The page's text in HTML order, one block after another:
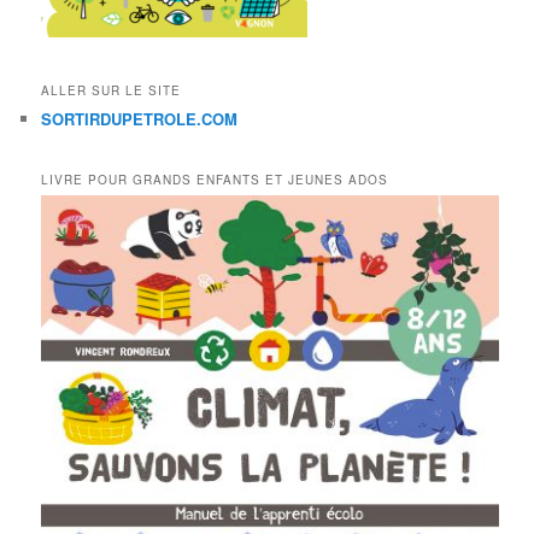
ALLER SUR LE SITE
SORTIRDUPETROLE.COM
LIVRE POUR GRANDS ENFANTS ET JEUNES ADOS